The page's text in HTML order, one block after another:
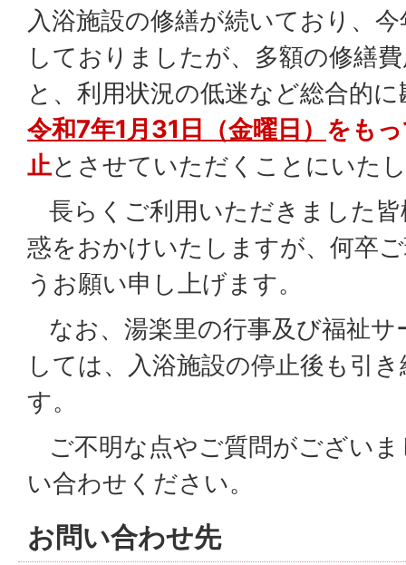
入浴施設の修繕が続いており、
しておりましたが、多額の修繕
と、利用状況の低迷など総合的
令和7年1月31日（金曜日） をも
止とさせていただくことにいた
長らくご利用いただきました
惑をおかけいたしますが、何卒
うお願い申し上げます。
なお、湯楽里の行事及び福祉
しては、入浴施設の停止後も引
す。
ご不明な点やご質問がござい
い合わせください。
お問い合わせ先